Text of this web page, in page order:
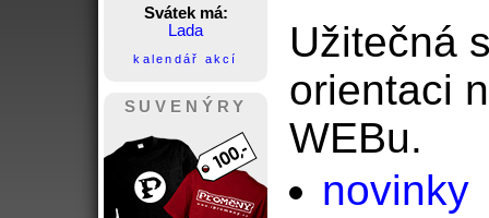
Svátek má:
Lada
kalendář akcí
SUVENÝRY
Užitečná
orientaci
WEBu.
novinky